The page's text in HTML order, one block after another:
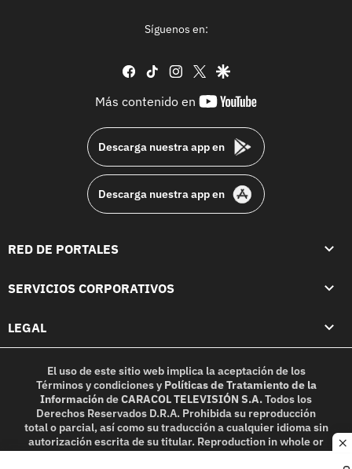
Síguenos en:
facebook
tiktok instagram
twittergoogle
Más contenido en
youtube-
Descarga nuestra app en
Descarga nuestra app en
RED DE PORTALES
SERVICIOS CORPORATIVOS
LEGAL
El uso de este sitio web implica la aceptación de los
Términos y condicionesy Políticas de Tratamiento de la
InformacióndeCARACOL TELEVISIÓN S.A.Todos los
Derechos Reservados D.R.A. Prohibida su reproducción
total o parcial, así como su traducción a cualquier idioma sin
autorización escrita de su titular. Reproduction in whole or
in part, or translation without written permission is